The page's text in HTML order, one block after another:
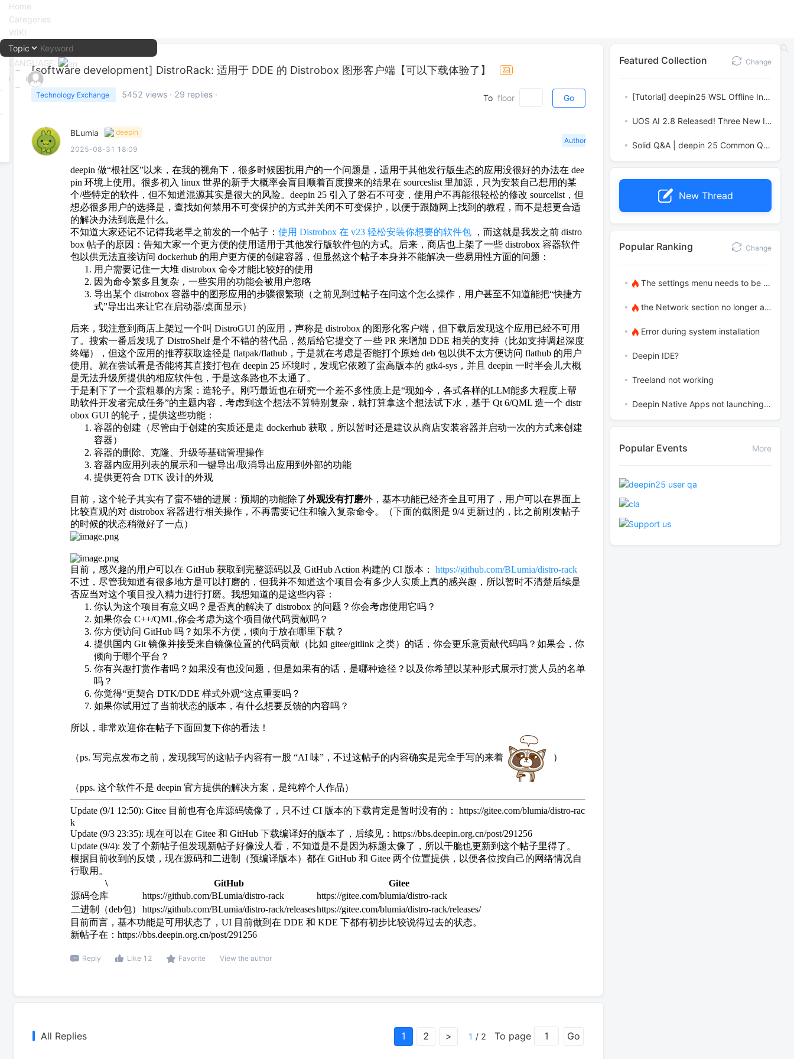
Home
Categories
WIKI
LANGUAGE:
中文
English
[software development] DistroRack: 适用于 DDE 的 Distrobox 图形客户端【可以下载体验了】
Technology Exchange 5452 views · 29 replies · To floor Go
BLumia
deepin
2025-08-31 18:09
Author
deepin 做“根社区”以来，在我的视角下，很多时候困扰用户的一个问题是，适用于其他发行版生态的应用没很好的办法在 dee
pin 环境上使用。很多初入 linux 世界的新手大概率会盲目顺着百度搜来的结果在 sourceslist 里加源，只为安装自己想用的某
个/些特定的软件，但不知道混源其实是很大的风险。deepin 25 引入了磐石不可变，使用户不再能很轻松的修改 sourcelist，但
想必很多用户的选择是，查找如何禁用不可变保护的方式并关闭不可变保护，以便于跟随网上找到的教程，而不是想更合适
的解决办法到底是什么。
不知道大家还记不记得我老早之前发的一个帖子： 使用 Distrobox 在 v23 轻松安装你想要的软件包 ，而这就是我发之前 distro
box 帖子的原因：告知大家一个更方便的使用适用于其他发行版软件包的方式。后来，商店也上架了一些 distrobox 容器软件
包以供无法直接访问 dockerhub 的用户更方便的创建容器，但显然这个帖子本身并不能解决一些易用性方面的问题：
用户需要记住一大堆 distrobox 命令才能比较好的使用
因为命令繁多且复杂，一些实用的功能会被用户忽略
导出某个 distrobox 容器中的图形应用的步骤很繁琐（之前见到过帖子在问这个怎么操作，用户甚至不知道能把“快捷方
式”导出出来让它在启动器/桌面显示）
后来，我注意到商店上架过一个叫 DistroGUI 的应用，声称是 distrobox 的图形化客户端，但下载后发现这个应用已经不可用
了。搜索一番后发现了 DistroShelf 是个不错的替代品，然后给它提交了一些 PR 来增加 DDE 相关的支持（比如支持调起深度
终端），但这个应用的推荐获取途径是 flatpak/flathub，于是就在考虑是否能打个原始 deb 包以供不太方便访问 flathub 的用户
使用。就在尝试看是否能将其直接打包在 deepin 25 环境时，发现它依赖了蛮高版本的 gtk4-sys，并且 deepin 一时半会儿大概
是无法升级所提供的相应软件包，于是这条路也不太通了。
于是剩下了一个蛮粗暴的方案：造轮子。刚巧最近也在研究一个差不多性质上是“现如今，各式各样的LLM能多大程度上帮
助软件开发者完成任务”的主题内容，考虑到这个想法不算特别复杂，就打算拿这个想法试下水，基于 Qt 6/QML 造一个 distr
obox GUI 的轮子，提供这些功能：
容器的创建（尽管由于创建的实质还是走 dockerhub 获取，所以暂时还是建议从商店安装容器并启动一次的方式来创建
容器）
容器的删除、克隆、升级等基础管理操作
容器内应用列表的展示和一键导出/取消导出应用到外部的功能
提供更符合 DTK 设计的外观
目前，这个轮子其实有了蛮不错的进展：预期的功能除了外观没有打磨外，基本功能已经齐全且可用了，用户可以在界面上
比较直观的对 distrobox 容器进行相关操作，不再需要记住和输入复杂命令。（下面的截图是 9/4 更新过的，比之前刚发帖子
的时候的状态稍微好了一点）
目前，感兴趣的用户可以在 GitHub 获取到完整源码以及 GitHub Action 构建的 CI 版本： https://github.com/BLumia/distro-rack
不过，尽管我知道有很多地方是可以打磨的，但我并不知道这个项目会有多少人实质上真的感兴趣，所以暂时不清楚后续是
否应当对这个项目投入精力进行打磨。我想知道的是这些内容：
你认为这个项目有意义吗？是否真的解决了 distrobox 的问题？你会考虑使用它吗？
如果你会 C++/QML,你会考虑为这个项目做代码贡献吗？
你方便访问 GitHub 吗？如果不方便，倾向于放在哪里下载？
提供国内 Git 镜像并接受来自镜像位置的代码贡献（比如 gitee/gitlink 之类）的话，你会更乐意贡献代码吗？如果会，你
倾向于哪个平台？
你有兴趣打赏作者吗？如果没有也没问题，但是如果有的话，是哪种途径？以及你希望以某种形式展示打赏人员的名单
吗？
你觉得“更契合 DTK/DDE 样式外观“这点重要吗？
如果你试用过了当前状态的版本，有什么想要反馈的内容吗？
所以，非常欢迎你在帖子下面回复下你的看法！
（ps. 写完点发布之前，发现我写的这帖子内容有一股 “AI 味”，不过这帖子的内容确实是完全手写的来着 ）
（pps. 这个软件不是 deepin 官方提供的解决方案，是纯粹个人作品）
Update (9/1 12:50): Gitee 目前也有仓库源码镜像了，只不过 CI 版本的下载肯定是暂时没有的： https://gitee.com/blumia/distro-rac
k
Update (9/3 23:35): 现在可以在 Gitee 和 GitHub 下载编译好的版本了，后续见：https://bbs.deepin.org.cn/post/291256
Update (9/4): 发了个新帖子但发现新帖子好像没人看，不知道是不是因为标题太像了，所以干脆也更新到这个帖子里得了。
根据目前收到的反馈，现在源码和二进制（预编译版本）都在 GitHub 和 Gitee 两个位置提供，以便各位按自己的网络情况自
行取用。
\
GitHub
Gitee
源码仓库
https://github.com/BLumia/distro-rack
https://gitee.com/blumia/distro-rack
二进制（deb包）
https://github.com/BLumia/distro-rack/releaseshttps://gitee.com/blumia/distro-rack/releases/
目前而言，基本功能是可用状态了，UI 目前做到在 DDE 和 KDE 下都有初步比较说得过去的状态。
新帖子在：https://bbs.deepin.org.cn/post/291256
Reply Like 12 Favorite View the author
All Replies 1 2 > 1 / 2 To page Go
Featured Collection Change
[Tutorial] deepin25 WSL Offline Installation Guide
UOS AI 2.8 Released! Three New Intelligent Agents & Major Evolution
Solid Q&A | deepin 25 Common Questions – The Immutable System Edition
New Thread
Popular Ranking Change
The settings menu needs to be translated into Russian.
the Network section no longer appears
Error during system installation
Deepin IDE?
Treeland not working
Deepin Native Apps not launching in the latest version
Popular Events More